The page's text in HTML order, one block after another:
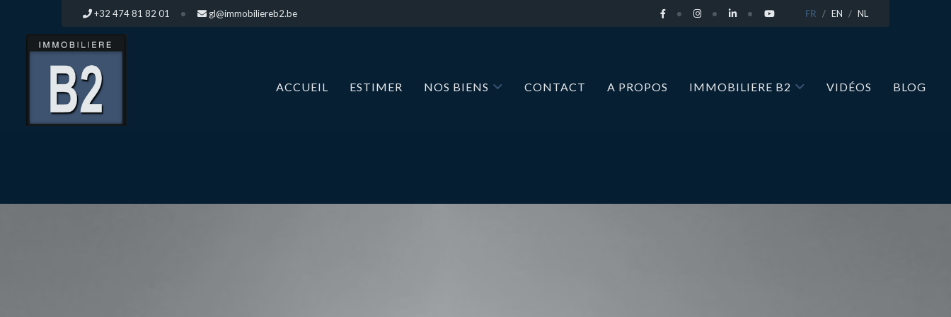
+32 474 81 82 01 gl@immobiliereb2.be FR EN NL
ACCUEIL ESTIMER NOS BIENS CONTACT A PROPOS IMMOBILIERE B2 VIDÉOS BLOG